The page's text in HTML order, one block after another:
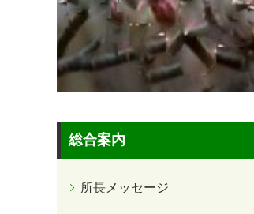
総合案内
所長メッセージ